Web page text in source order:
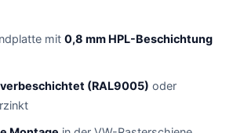
mit 0,8 mm HPL-Beschichtung
(RAL9005) oder